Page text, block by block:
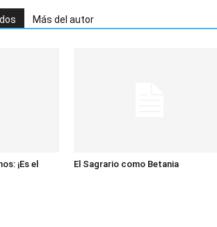
Más del autor
¡Es el
El Sagrario como Betania